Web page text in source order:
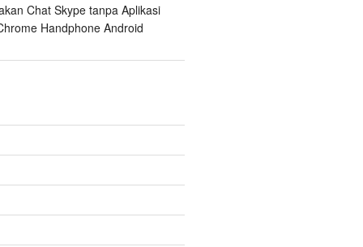
Chat Skype tanpa Aplikasi
Handphone Android